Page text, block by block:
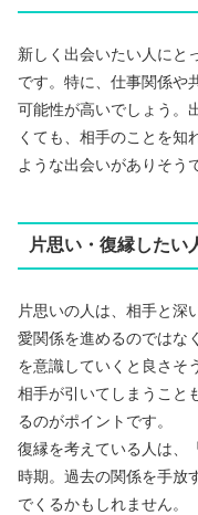
新しく出会いたい人にと
です。特に、仕事関係や
可能性が高いでしょう。
くても、相手のことを知
ような出会いがありそう
片思い・復縁したい
片思いの人は、相手と深
愛関係を進めるのではな
を意識していくと良さそ
相手が引いてしまうこと
るのがポイントです。
復縁を考えている人は、
時期。過去の関係を手放
でくるかもしれません。